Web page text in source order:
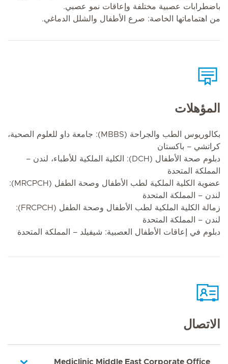
باضطرابات عصبية مختلفة وإعاقات نمو عصبي.
من اهتماماتها الخاصة: صرع الأطفال والشلل الدماغي.
المؤهلات
بكالوريوس الطب والجراحة (MBBS): جامعة داو للعلوم الصحية،
كراتشي – باكستان
دبلوم صحة الأطفال (DCH): الكلية الملكية للأطباء، لندن –
المملكة المتحدة
عضوية الكلية الملكية لطب الأطفال وصحة الطفل (MRCPCH):
لندن – المملكة المتحدة
زمالة الكلية الملكية لطب الأطفال وصحة الطفل (FRCPCH):
لندن – المملكة المتحدة
دبلوم في إعاقات الأطفال العصبية: شيفيلد – المملكة المتحدة
الاتصال
Mediclinic Middle East Corporate Office